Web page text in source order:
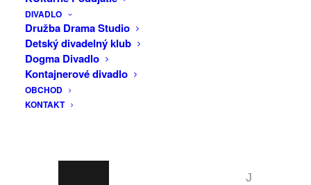
DIVADLO
Družba Drama Studio
Detský divadelný klub
Dogma Divadlo
Kontajnerové divadlo
OBCHOD
KONTAKT
sprevádzať vás ňou bude šéfredaktor
portálu Kinema.sk, spoluautor filmovej
relácie Do Kina v rádiu Slovensku a člen
programového tímu najdiváckejšieho
slovenského filmového festivalu
J